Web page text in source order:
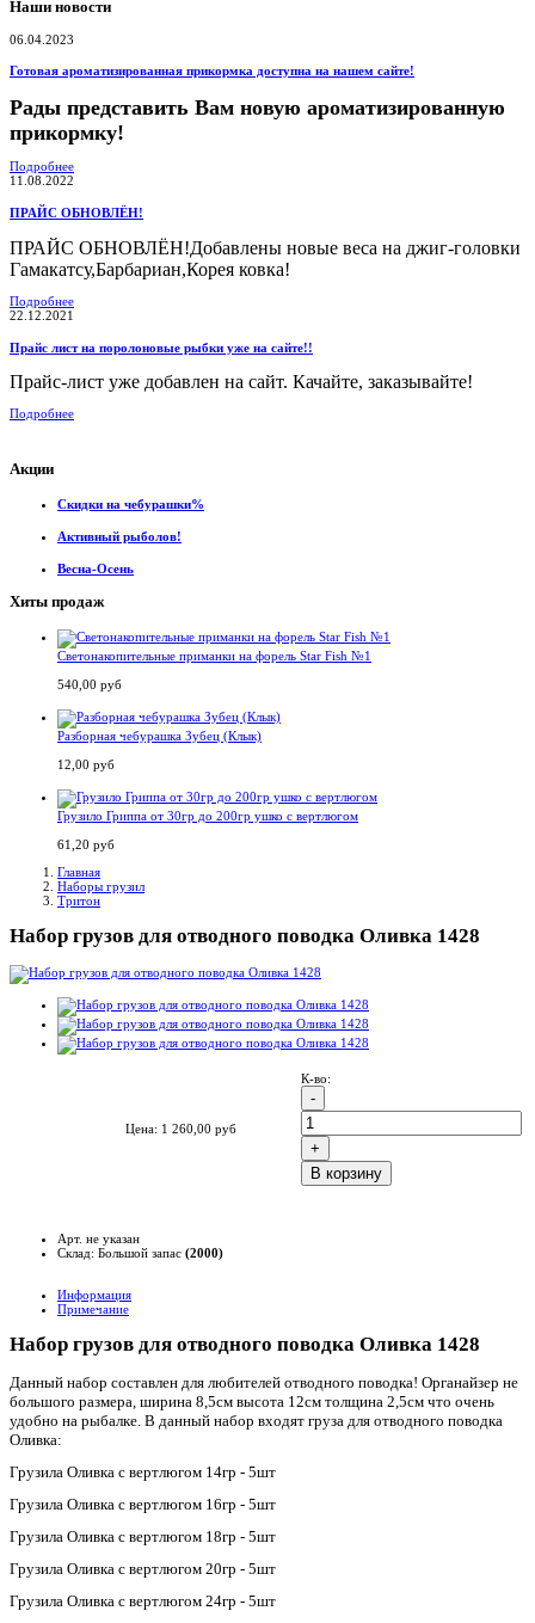
Наши новости
06.04.2023
Готовая ароматизированная прикормка доступна на нашем сайте!
Рады представить Вам новую ароматизированную
прикормку!
Подробнее
11.08.2022
ПРАЙС ОБНОВЛЁН!
ПРАЙС ОБНОВЛЁН!Добавлены новые веса на джиг-головки
Гамакатсу,Барбариан,Корея ковка!
Подробнее
22.12.2021
Прайс лист на поролоновые рыбки уже на сайте!!
Прайс-лист уже добавлен на сайт. Качайте, заказывайте!
Подробнее
Акции
Скидки на чебурашки%
Активный рыболов!
Весна-Осень
Хиты продаж
Светонакопительные приманки на форель Star Fish №1
540,00 руб
Разборная чебурашка Зубец (Клык)
12,00 руб
Грузило Гриппа от 30гр до 200гр ушко с вертлюгом
61,20 руб
Главная
Наборы грузил
Тритон
Набор грузов для отводного поводка Оливка 1428
Цена: 1 260,00 руб
К-во:
B корзину
Арт. не указан
Склад: Большой запас (2000)
Информация
Примечание
Набор грузов для отводного поводка Оливка 1428
Данный набор составлен для любителей отводного поводка! Органайзер не
большого размера, ширина 8,5см высота 12см толщина 2,5см что очень
удобно на рыбалке. В данный набор входят груза для отводного поводка
Оливка:
Грузила Оливка с вертлюгом 14гр - 5шт
Грузила Оливка с вертлюгом 16гр - 5шт
Грузила Оливка с вертлюгом 18гр - 5шт
Грузила Оливка с вертлюгом 20гр - 5шт
Грузила Оливка с вертлюгом 24гр - 5шт